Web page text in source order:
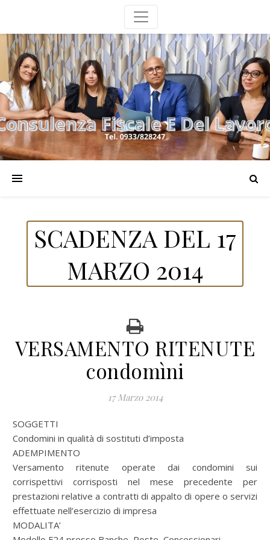
SCADENZA DEL 17
MARZO 2014
VERSAMENTO RITENUTE
condomìni
17 Marzo 2014
SOGGETTI
Condomini in qualità di sostituti d’imposta
ADEMPIMENTO
Versamento ritenute operate dai condomini sui
corrispettivi corrisposti nel mese precedente per
prestazioni relative a contratti di appalto di opere o servizi
effettuate nell’esercizio di impresa
MODALITA’